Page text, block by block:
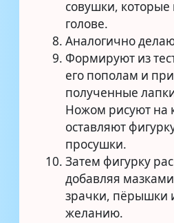
совушки,
голове.
Аналогично
Формируют из
его пополам и
полученные
Ножом рисуют на
оставляют
просушки.
Затем фигурку
добавляя
зрачки, пёрышки
желанию.